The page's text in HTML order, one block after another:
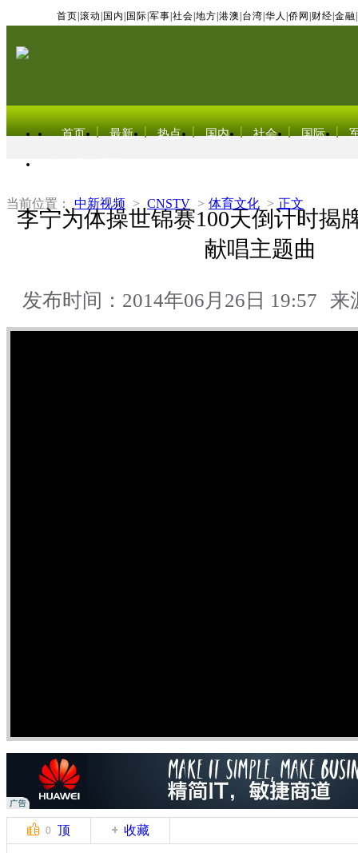
首页 滚动 国内 国际 军事 社会 地方 港澳 台湾 华人 侨网 财经 金融
首页 最新 热点 国内 社会 国际
当前位置： 中新视频 > CNSTV > 体育文化 > 正文
李宁为体操世锦赛100天倒计时揭
献唱主题曲
发布时间：2014年06月26日 19:57 来
0 顶 收藏